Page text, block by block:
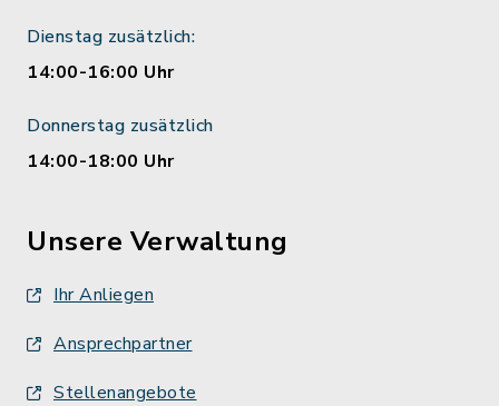
Dienstag zusätzlich:
14:00-16:00 Uhr
Donnerstag zusätzlich
14:00-18:00 Uhr
Unsere Verwaltung
Ihr Anliegen
Ansprechpartner
Stellenangebote